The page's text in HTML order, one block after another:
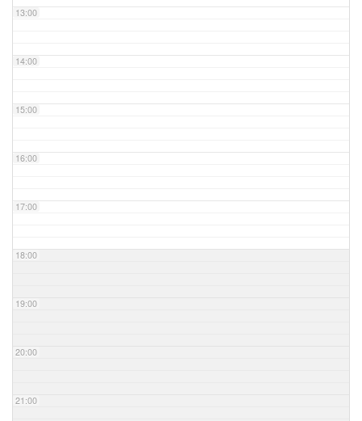
13:00
14:00
15:00
16:00
17:00
18:00
19:00
20:00
21:00